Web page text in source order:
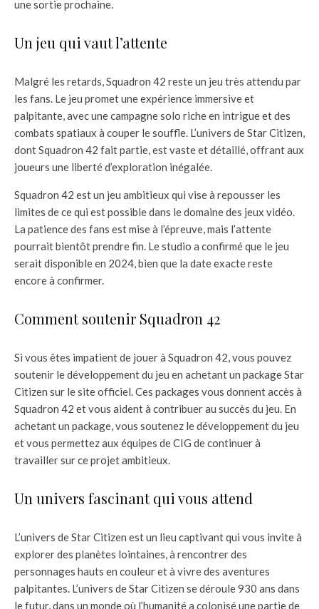
une sortie prochaine.
Un jeu qui vaut l’attente
Malgré les retards, Squadron 42 reste un jeu très attendu par
les fans. Le jeu promet une expérience immersive et
palpitante, avec une campagne solo riche en intrigue et des
combats spatiaux à couper le souffle. L’univers de Star Citizen,
dont Squadron 42 fait partie, est vaste et détaillé, offrant aux
joueurs une liberté d’exploration inégalée.
Squadron 42 est un jeu ambitieux qui vise à repousser les
limites de ce qui est possible dans le domaine des jeux vidéo.
La patience des fans est mise à l’épreuve, mais l’attente
pourrait bientôt prendre fin. Le studio a confirmé que le jeu
serait disponible en 2024, bien que la date exacte reste
encore à confirmer.
Comment soutenir Squadron 42
Si vous êtes impatient de jouer à Squadron 42, vous pouvez
soutenir le développement du jeu en achetant un package Star
Citizen sur le site officiel. Ces packages vous donnent accès à
Squadron 42 et vous aident à contribuer au succès du jeu. En
achetant un package, vous soutenez le développement du jeu
et vous permettez aux équipes de CIG de continuer à
travailler sur ce projet ambitieux.
Un univers fascinant qui vous attend
L’univers de Star Citizen est un lieu captivant qui vous invite à
explorer des planètes lointaines, à rencontrer des
personnages hauts en couleur et à vivre des aventures
palpitantes. L’univers de Star Citizen se déroule 930 ans dans
le futur, dans un monde où l’humanité a colonisé une partie de